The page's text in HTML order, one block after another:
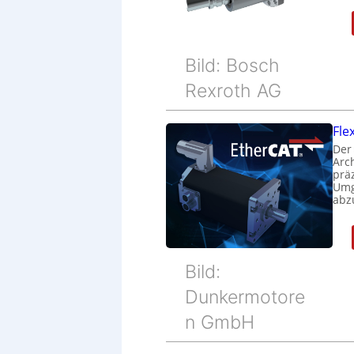
Bild: Bosch
Rexroth AG
Bild:
Dunkermotore
n GmbH